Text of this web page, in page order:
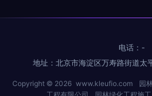
电话：-
地址：北京市海淀区万寿路街道太
Copyright © 2026 www.kleufio.com 园